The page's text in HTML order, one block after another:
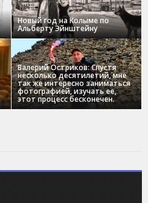
Новый год на Колыме по
Альберту Эйнштейну
Валерий Остриков: Спустя
несколько десятилетий, мне
так же интересно заниматься
фотографией, изучать ее,
этот процесс бесконечен.